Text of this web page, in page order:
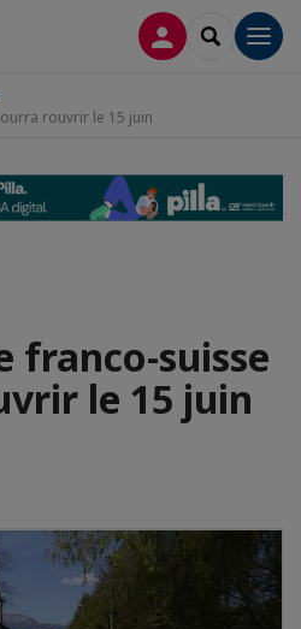
CONNEXION
rouvrir le 15 juin
franco-suisse
le 15 juin